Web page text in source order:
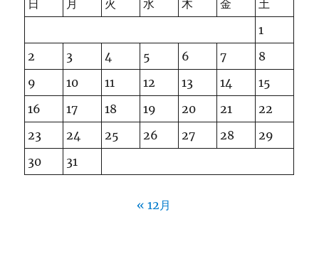
日
月 火 水 木 金
土
1
2
3 4 5 6 7
8
9
10 11 12 13 14
15
16
17 18 19 20 21
22
23
24 25 26 27 28
29
30
31
« 12月